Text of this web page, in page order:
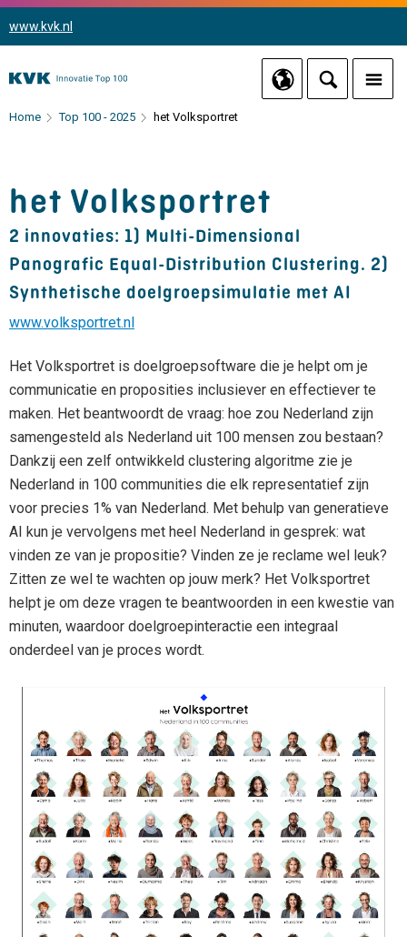
www.kvk.nl
Home Top 100 - 2025 het Volksportret
het Volksportret
2 innovaties: 1) Multi-Dimensional
Panografic Equal-Distribution Clustering. 2)
Synthetische doelgroepsimulatie met AI
www.volksportret.nl
Het Volksportret is doelgroepsoftware die je helpt om je
communicatie en proposities inclusiever en effectiever te
maken. Het beantwoordt de vraag: hoe zou Nederland zijn
samengesteld als Nederland uit 100 mensen zou bestaan?
Dankzij een zelf ontwikkeld clustering algoritme zie je
Nederland in 100 communities die elk representatief zijn
voor precies 1% van Nederland. Met behulp van generatieve
AI kun je vervolgens met heel Nederland in gesprek: wat
vinden ze van je propositie? Vinden ze je reclame wel leuk?
Zitten ze wel te wachten op jouw merk? Het Volksportret
helpt je om deze vragen te beantwoorden in een kwestie van
minuten, waardoor doelgroepinteractie een integraal
onderdeel van je proces wordt.